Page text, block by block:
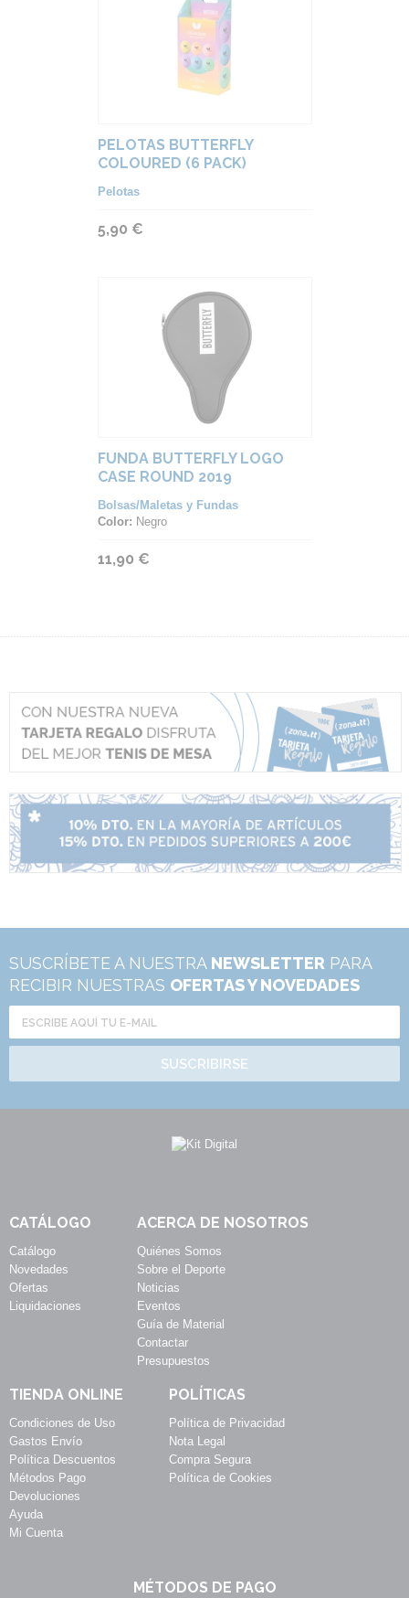
PELOTAS BUTTERFLY
COLOURED (6 PACK)
Pelotas
5,90 €
FUNDA BUTTERFLY LOGO
CASE ROUND 2019
Bolsas/Maletas y Fundas
Color: Negro
11,90 €
SUSCRÍBETE A NUESTRA NEWSLETTER PARA
RECIBIR NUESTRAS OFERTAS Y NOVEDADES
SUSCRIBIRSE
CATÁLOGO
Catálogo
Novedades
Ofertas
Liquidaciones
ACERCA DE NOSOTROS
Quiénes Somos
Sobre el Deporte
Noticias
Eventos
Guía de Material
Contactar
Presupuestos
TIENDA ONLINE
Condiciones de Uso
Gastos Envío
Política Descuentos
Métodos Pago
Devoluciones
Ayuda
Mi Cuenta
POLÍTICAS
Política de Privacidad
Nota Legal
Compra Segura
Política de Cookies
MÉTODOS DE PAGO